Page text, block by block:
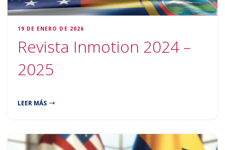
19 DE ENERO DE 2026
Revista Inmotion 2024 –
2025
LEER MÁS